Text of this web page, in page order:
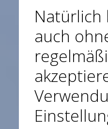
Natürlich
auch